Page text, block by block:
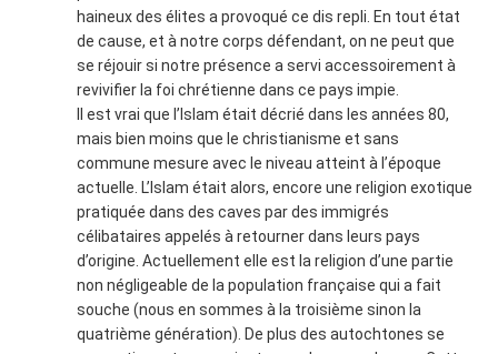
haineux des élites a provoqué ce dis repli. En tout état
de cause, et à notre corps défendant, on ne peut que
se réjouir si notre présence a servi accessoirement à
revivifier la foi chrétienne dans ce pays impie.
Il est vrai que l’Islam était décrié dans les années 80,
mais bien moins que le christianisme et sans
commune mesure avec le niveau atteint à l’époque
actuelle. L’Islam était alors, encore une religion exotique
pratiquée dans des caves par des immigrés
célibataires appelés à retourner dans leurs pays
d’origine. Actuellement elle est la religion d’une partie
non négligeable de la population française qui a fait
souche (nous en sommes à la troisième sinon la
quatrième génération). De plus des autochtones se